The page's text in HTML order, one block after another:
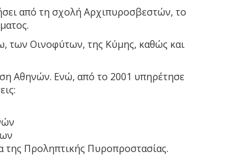
από τη σχολή Αρχιπυροσβεστών, το
των Οινοφύτων, της Κύμης, καθώς και
Αθηνών. Ενώ, από το 2001 υπηρέτησε
της Προληπτικής Πυροπροστασίας.